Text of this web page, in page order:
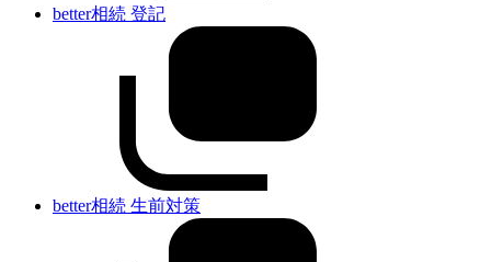
better相続 登記
better相続 生前対策